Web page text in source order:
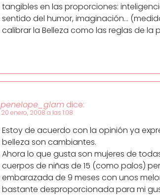
tangibles en las proporciones:
sentido del humor, imaginación…
calibrar la Belleza como las reglas de la
penelope_glam dice:
20 enero, 2008 a las 1:08
Estoy de acuerdo con la opinión ya
belleza son cambiantes.
Ahora lo que gusta son mujeres de
cuerpos de niñas de 15 (como palos)
embarazada de 9 meses con unos
bastante desproporcionada para mi